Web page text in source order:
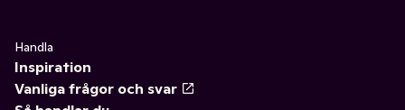
Handla
Inspiration
Vanliga frågor och svar